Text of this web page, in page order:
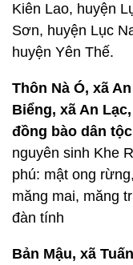
Kiên Lao, huyện
Sơn, huyện Lục
huyện Yên Thế.
Thôn Nà Ó, xã
Biểng, xã An
đồng bào dân
nguyên sinh Khe
phú: mật ong
măng mai, măng
đàn tính
Bản Mậu, xã